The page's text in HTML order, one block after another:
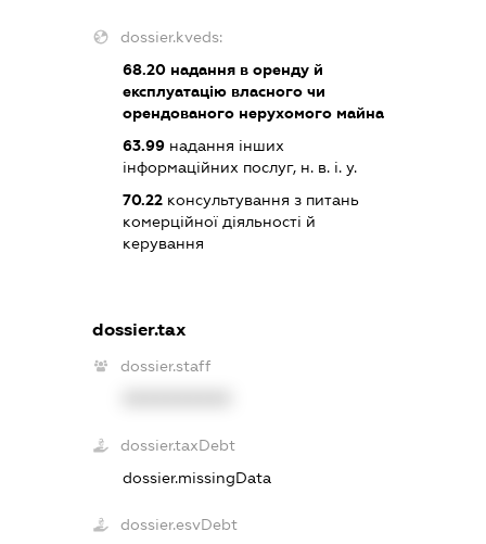
dossier.kveds:
68.20 надання в оренду й
експлуатацію власного чи
орендованого нерухомого майна
63.99 надання інших
інформаційних послуг, н. в. і. у.
70.22 консультування з питань
комерційної діяльності й
керування
dossier.tax
dossier.staff
dossier.taxDebt
dossier.missingData
dossier.esvDebt